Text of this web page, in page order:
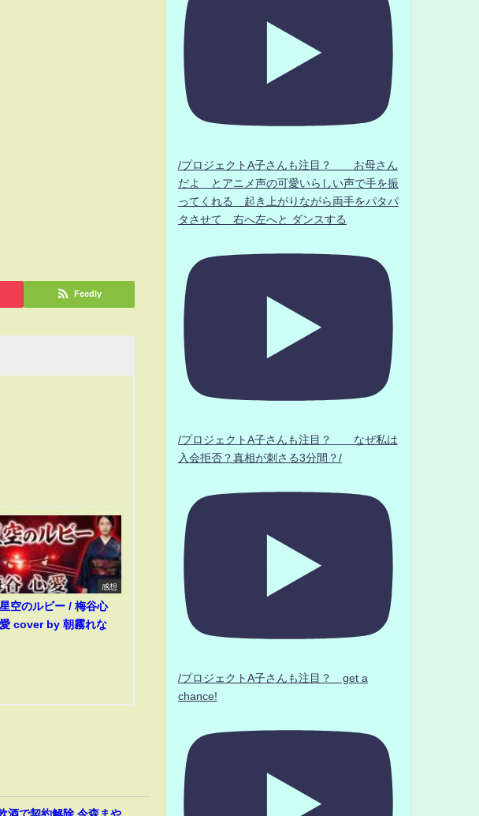
Feedly
感想
星空のルビー / 梅谷心
愛 cover by 朝霧れな
酒で契約解除 今森まや
/プロジェクトA子さんも注目？ お母さん
だよ とアニメ声の可愛いらしい声で手を振
ってくれる 起き上がりながら両手をパタパ
タさせて 右へ左へと ダンスする
/プロジェクトA子さんも注目？ なぜ私は
入会拒否？真相が刺さる3分間？/
/プロジェクトA子さんも注目？ get a
chance!